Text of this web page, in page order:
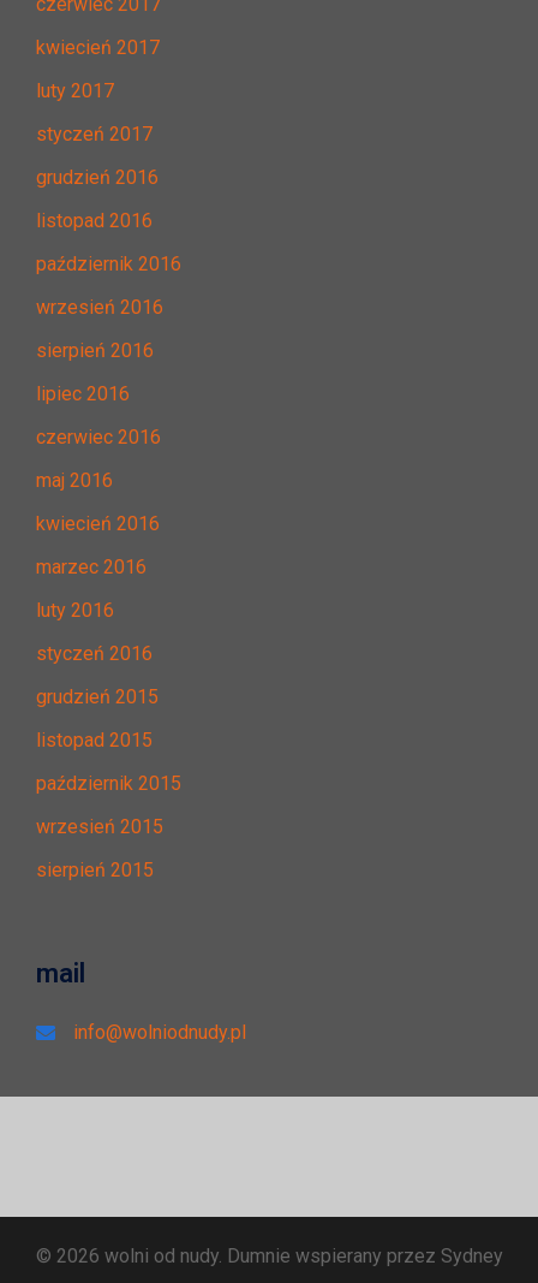
kwiecień 2017
luty 2017
styczeń 2017
grudzień 2016
listopad 2016
październik 2016
wrzesień 2016
sierpień 2016
lipiec 2016
czerwiec 2016
maj 2016
kwiecień 2016
marzec 2016
luty 2016
styczeń 2016
grudzień 2015
listopad 2015
październik 2015
wrzesień 2015
sierpień 2015
mail
info@wolniodnudy.pl
© 2026 wolni od nudy. Dumnie wspierany przez Sydney